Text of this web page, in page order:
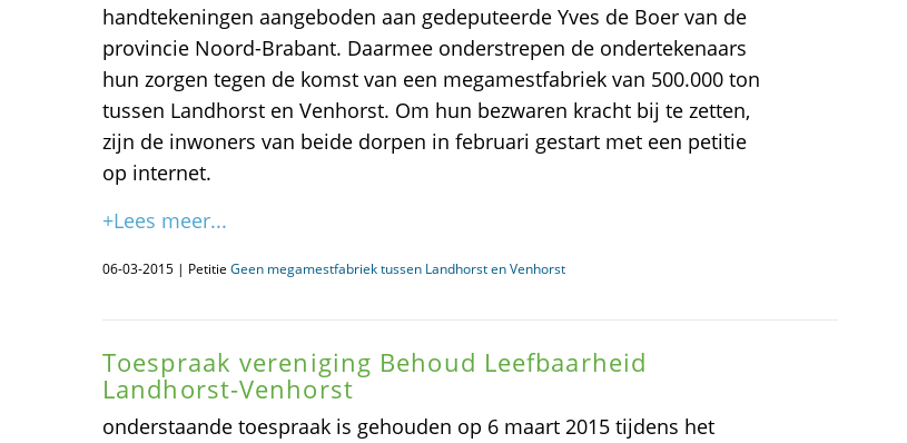
handtekeningen aangeboden aan gedeputeerde Yves de Boer van de
provincie Noord-Brabant. Daarmee onderstrepen de ondertekenaars
hun zorgen tegen de komst van een megamestfabriek van 500.000 ton
tussen Landhorst en Venhorst. Om hun bezwaren kracht bij te zetten,
zijn de inwoners van beide dorpen in februari gestart met een petitie
op internet.
+Lees meer...
06-03-2015 | Petitie Geen megamestfabriek tussen Landhorst en Venhorst
Toespraak vereniging Behoud Leefbaarheid
Landhorst-Venhorst
onderstaande toespraak is gehouden op 6 maart 2015 tijdens het